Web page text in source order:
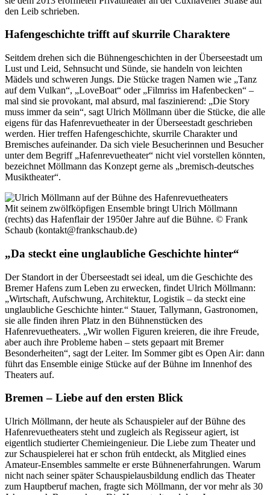
den Leib schrieben.
Hafengeschichte trifft auf skurrile Charaktere
Seitdem drehen sich die Bühnengeschichten in der Überseestadt um
Lust und Leid, Sehnsucht und Sünde, sie handeln von leichten
Mädels und schweren Jungs. Die Stücke tragen Namen wie „Tanz
auf dem Vulkan“, „LoveBoat“ oder „Filmriss im Hafenbecken“ –
mal sind sie provokant, mal absurd, mal faszinierend: „Die Story
muss immer da sein“, sagt Ulrich Möllmann über die Stücke, die alle
eigens für das Hafenrevuetheater in der Überseestadt geschrieben
werden. Hier treffen Hafengeschichte, skurrile Charakter und
Bremisches aufeinander. Da sich viele Besucherinnen und Besucher
unter dem Begriff „Hafenrevuetheater“ nicht viel vorstellen könnten,
bezeichnet Möllmann das Konzept gerne als „bremisch-deutsches
Musiktheater“.
Mit seinem zwölfköpfigen Ensemble bringt Ulrich Möllmann
(rechts) das Hafenflair der 1950er Jahre auf die Bühne. © Frank
Schaub (kontakt@frankschaub.de)
„Da steckt eine unglaubliche Geschichte hinter“
Der Standort in der Überseestadt sei ideal, um die Geschichte des
Bremer Hafens zum Leben zu erwecken, findet Ulrich Möllmann:
„Wirtschaft, Aufschwung, Architektur, Logistik – da steckt eine
unglaubliche Geschichte hinter.“ Stauer, Tallymann, Gastronomen,
sie alle finden ihren Platz in den Bühnenstücken des
Hafenrevuetheaters. „Wir wollen Figuren kreieren, die ihre Freude,
aber auch ihre Probleme haben – stets gepaart mit Bremer
Besonderheiten“, sagt der Leiter. Im Sommer gibt es Open Air: dann
führt das Ensemble einige Stücke auf der Bühne im Innenhof des
Theaters auf.
Bremen – Liebe auf den ersten Blick
Ulrich Möllmann, der heute als Schauspieler auf der Bühne des
Hafenrevuetheaters steht und zugleich als Regisseur agiert, ist
eigentlich studierter Chemieingenieur. Die Liebe zum Theater und
zur Schauspielerei hat er schon früh entdeckt, als Mitglied eines
Amateur-Ensembles sammelte er erste Bühnenerfahrungen. Warum
nicht nach seiner später Schauspielausbildung endlich das Theater
zum Hauptberuf machen, fragte sich Möllmann, der vor mehr als 30